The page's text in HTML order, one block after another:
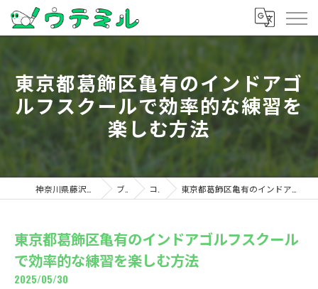
東京都葛飾区亀有のインドアゴ
ルフスクールで効率的な練習を
楽しむ方法
ブログ コラム 東京都葛飾区亀有のインドアゴルフスクールで効率的な練習を楽しむ方法
東京都葛飾区亀有のインドアゴルフスクール
で効率的な練習を楽しむ方法
2025/05/30